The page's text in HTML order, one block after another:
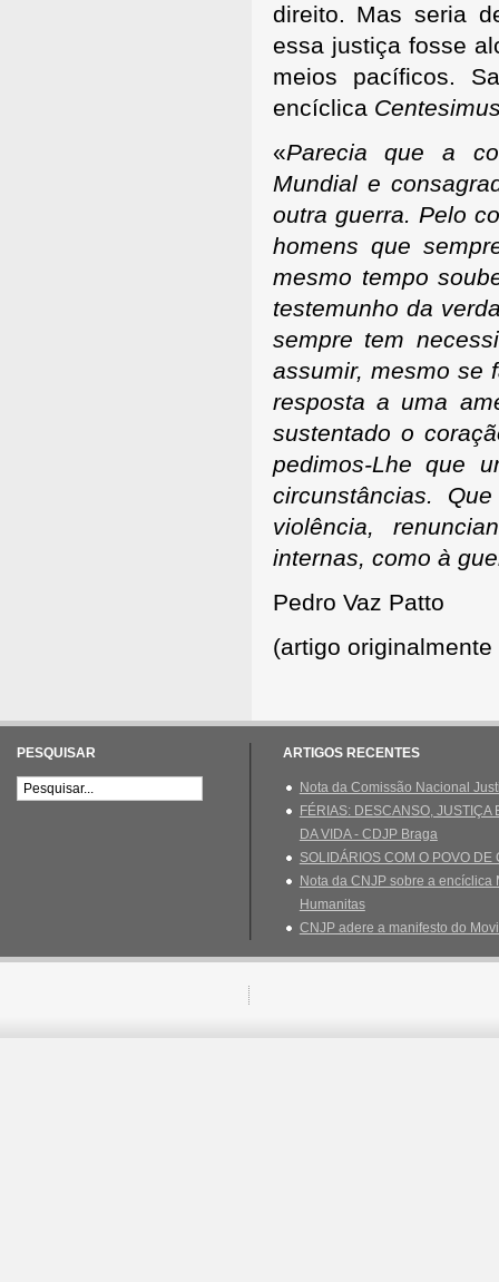
direito. Mas seria
essa justiça fosse
meios pacíficos.
encíclica
«Parecia que a
Mundial e
outra guerra. Pelo
homens que
mesmo tempo
testemunho da
sempre tem
assumir, mesmo se
resposta a uma
sustentado o
pedimos-Lhe que
circunstâncias.
violência,
internas, como à
Pedro Vaz Patto
(artigo
PESQUISAR ARTIGOS RECENTES
Nota da Comissão Nacional
FÉRIAS: DESCANSO, JUSTIÇA
DA VIDA - CDJP Braga
SOLIDÁRIOS COM O POVO DE
Nota da CNJP sobre a encíclica
Humanitas
CNJP adere a manifesto do